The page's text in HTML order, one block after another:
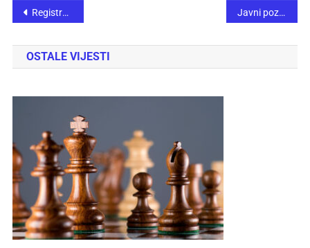
Registracija klubova za 2025. godinu Javni pozivi oko organizacije takmičenja na nivou Šahovskog saveza Federacije Bosne i Hercegovine
OSTALE VIJESTI